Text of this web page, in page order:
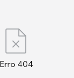
Erro 404